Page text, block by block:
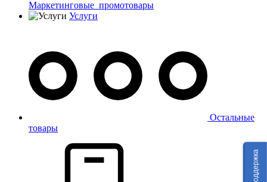
Маркетинговые_промотовары
Услуги
Остальные
товары